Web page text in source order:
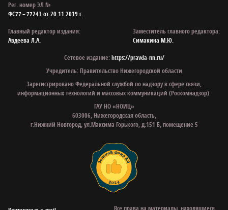
Рег. номер ЭЛ №
ФС77 – 77243 от 20.11.2019 г.
Главный редактор издания:
Авдеева Л.А.
Заместитель главного редактора:
Симакина М.Ю.
Сетевое издание:https://pravda-nn.ru/
Учредитель: Правительство Нижегородской области
Зарегистрировано Федеральной службой по надзору в сфере связи,
информационных технологий и массовых коммуникаций (Роскомнадзор).
ГАУ НО «НОИЦ»
603006, Нижегородская область,
г.Нижний Новгород, ул.Максима Горького, д.151 Б, помещение 5